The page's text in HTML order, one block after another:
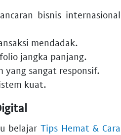
bisnis internasional
mendadak.
jangka panjang.
yang sangat responsif.
kuat.
belajarTips Hemat & Cara